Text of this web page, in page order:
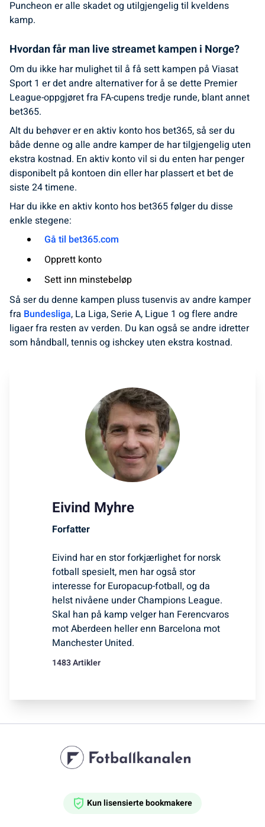
Puncheon er alle skadet og utilgjengelig til kveldens
kamp.
Hvordan får man live streamet kampen i Norge?
Om du ikke har mulighet til å få sett kampen på Viasat
Sport 1 er det andre alternativer for å se dette Premier
League-oppgjøret fra FA-cupens tredje runde, blant annet
bet365.
Alt du behøver er en aktiv konto hos bet365, så ser du
både denne og alle andre kamper de har tilgjengelig uten
ekstra kostnad. En aktiv konto vil si du enten har penger
disponibelt på kontoen din eller har plassert et bet de
siste 24 timene.
Har du ikke en aktiv konto hos bet365 følger du disse
enkle stegene:
Gå til bet365.com
Opprett konto
Sett inn minstebeløp
Så ser du denne kampen pluss tusenvis av andre kamper
fra Bundesliga, La Liga, Serie A, Ligue 1 og flere andre
ligaer fra resten av verden. Du kan også se andre idretter
som håndball, tennis og ishckey uten ekstra kostnad.
Eivind Myhre
Forfatter
Eivind har en stor forkjærlighet for norsk
fotball spesielt, men har også stor
interesse for Europacup-fotball, og da
helst nivåene under Champions League.
Skal han på kamp velger han Ferencvaros
mot Aberdeen heller enn Barcelona mot
Manchester United.
1483 Artikler
Kun lisensierte bookmakere